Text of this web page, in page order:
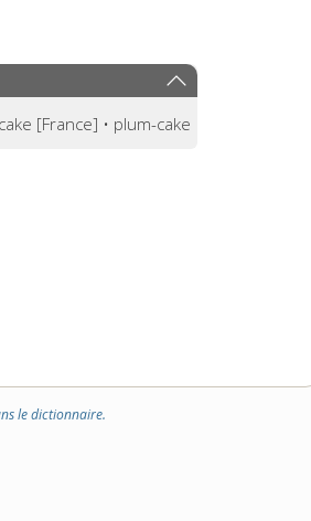
[France] • plum-cake
le dictionnaire.